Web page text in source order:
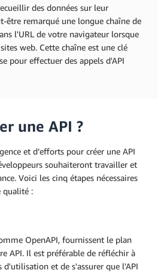
des données sur leur
être remarqué une longue chaîne de
l'URL de votre navigateur lorsque
web. Cette chaîne est une clé
pour effectuer des appels d'API
une API ?
et d’efforts pour créer une API
souhaiteront travailler et
Voici les cinq étapes nécessaires
qualité :
OpenAPI, fournissent le plan
API. Il est préférable de réfléchir à
d'utilisation et de s'assurer que l'API